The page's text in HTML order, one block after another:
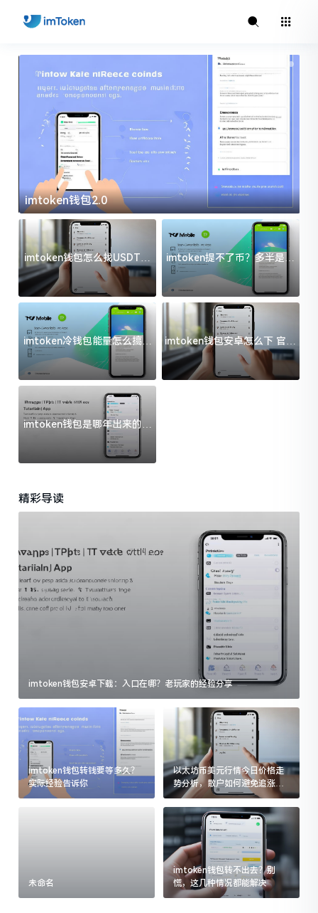
imtoken钱包2.0
imtoken钱包怎么找USDT地
址？三步搞定不踩坑
imtoken提不了币？多半是这
几件事没处理好
imtoken冷钱包能量怎么搞？
过来人告诉你门道
imtoken钱包安卓怎么下 官方
渠道避坑指南
imtoken钱包是哪年出来的？
一文给你说清楚
精彩导读
imtoken钱包安卓下载：入口在哪？老玩家的经验分享
imtoken钱包转钱要等多久？
实际经验告诉你
以太坊币美元行情今日价格走
势分析，散户如何避免追涨杀
跌被套牢
未命名
imtoken钱包转不出去？别
慌，这几种情况都能解决